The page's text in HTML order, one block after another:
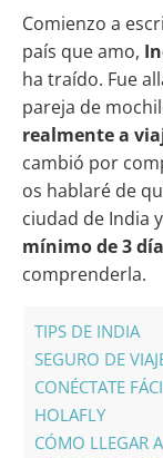
Comienzo a
país que amo,
ha traído. Fue
pareja de
realmente a
cambió por
os hablaré de
ciudad de India
mínimo de 3
comprenderla.
TIPS DE INDIA
SEGURO DE
CONÉCTATE
HOLAFLY
CÓMO LLEGAR